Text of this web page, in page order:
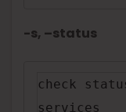
-s, –status
check
services